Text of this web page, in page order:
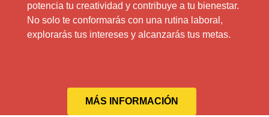
potencia tu creatividad y contribuye a tu bienestar.
No solo te conformarás con una rutina laboral,
explorarás tus intereses y alcanzarás tus metas.
MÁS INFORMACIÓN